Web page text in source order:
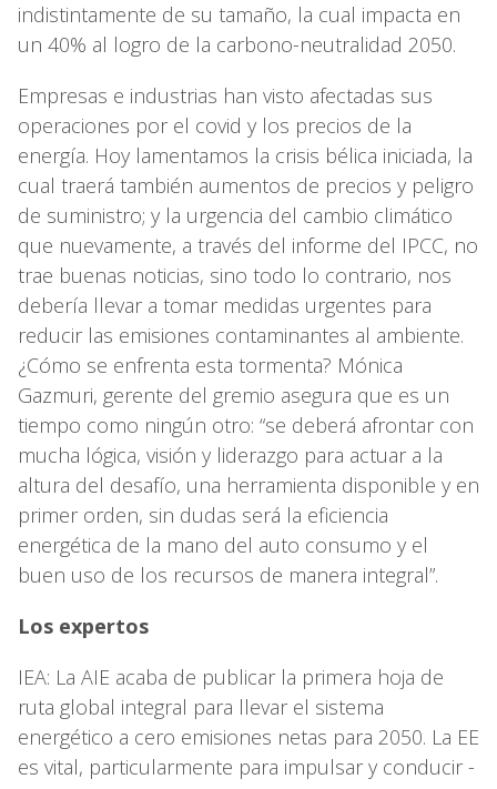
indistintamente de su tamaño, la cual impacta en
un 40% al logro de la carbono-neutralidad 2050.
Empresas e industrias han visto afectadas sus
operaciones por el covid y los precios de la
energía. Hoy lamentamos la crisis bélica iniciada, la
cual traerá también aumentos de precios y peligro
de suministro; y la urgencia del cambio climático
que nuevamente, a través del informe del IPCC, no
trae buenas noticias, sino todo lo contrario, nos
debería llevar a tomar medidas urgentes para
reducir las emisiones contaminantes al ambiente.
¿Cómo se enfrenta esta tormenta? Mónica
Gazmuri, gerente del gremio asegura que es un
tiempo como ningún otro: “se deberá afrontar con
mucha lógica, visión y liderazgo para actuar a la
altura del desafío, una herramienta disponible y en
primer orden, sin dudas será la eficiencia
energética de la mano del auto consumo y el
buen uso de los recursos de manera integral”.
Los expertos
IEA: La AIE acaba de publicar la primera hoja de
ruta global integral para llevar el sistema
energético a cero emisiones netas para 2050. La EE
es vital, particularmente para impulsar y conducir -